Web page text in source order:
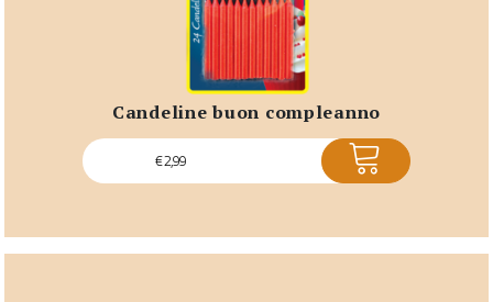
candeline buon compleanno
€2,99 ACQUISTA